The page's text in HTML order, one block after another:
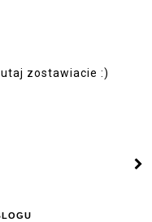
zostawiacie :)